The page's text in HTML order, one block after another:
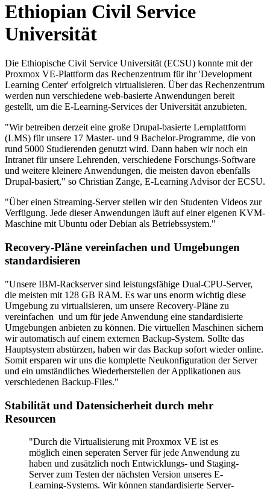
Ethiopian Civil Service
Universität
Die Ethiopische Civil Service Universität (ECSU) konnte mit der
Proxmox VE-Plattform das Rechenzentrum für ihr 'Development
Learning Center' erfolgreich virtualisieren. Über das Rechenzentrum
werden nun verschiedene web-basierte Anwendungen bereit
gestellt, um die E-Learning-Services der Universität anzubieten.
"Wir betreiben derzeit eine große Drupal-basierte Lernplattform
(LMS) für unsere 17 Master- und 9 Bachelor-Programme, die von
rund 5000 Studierenden genutzt wird. Dann haben wir noch ein
Intranet für unsere Lehrenden, verschiedene Forschungs-Software
und weitere kleinere Anwendungen, die meisten davon ebenfalls
Drupal-basiert," so Christian Zange, E-Learning Advisor der ECSU.
"Über einen Streaming-Server stellen wir den Studenten Videos zur
Verfügung. Jede dieser Anwendungen läuft auf einer eigenen KVM-
Maschine mit Ubuntu oder Debian als Betriebssystem."
Recovery-Pläne vereinfachen und Umgebungen
standardisieren
"Unsere IBM-Rackserver sind leistungsfähige Dual-CPU-Server,
die meisten mit 128 GB RAM. Es war uns enorm wichtig diese
Umgebung zu virtualisieren, um unsere Recovery-Pläne zu
vereinfachen und um für jede Anwendung eine standardisierte
Umgebungen anbieten zu können. Die virtuellen Maschinen sichern
wir automatisch auf einem externen Backup-System. Sollte das
Hauptsystem abstürzen, haben wir das Backup sofort wieder online.
Somit ersparen wir uns die komplette Neukonfiguration der Server
und ein umständliches Wiederherstellen der Applikationen aus
verschiedenen Backup-Files."
Stabilität und Datensicherheit durch mehr
Resourcen
"Durch die Virtualisierung mit Proxmox VE ist es
möglich einen seperaten Server für jede Anwendung zu
haben und zusätzlich noch Entwicklungs- und Staging-
Server zum Testen der nächsten Version unseres E-
Learning-Systems. Wir können standardisierte Server-